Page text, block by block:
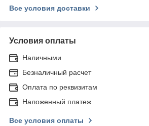
Все условия доставки
Условия оплаты
Наличными
Безналичный расчет
Оплата по реквизитам
Наложенный платеж
Все условия оплаты